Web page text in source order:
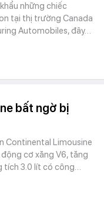
những chiếc
tại thị trường Canada
Automobiles, đây…
bất ngờ bị
Continental Limousine
cơ xăng V6, tăng
tích 3.0 lít có công…